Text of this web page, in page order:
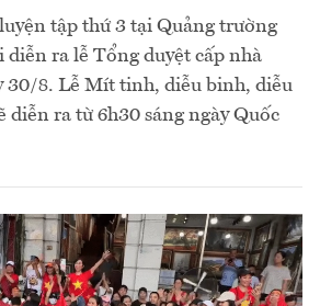
tập thứ 3 tại Quảng trường
ra lễ Tổng duyệt cấp nhà
30/8. Lễ Mít tinh, diễu binh, diễu
diễn ra từ 6h30 sáng ngày Quốc